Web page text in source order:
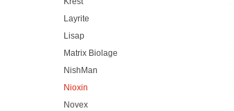
Layrite
Lisap
Matrix Biolage
NishMan
Nioxin
Novex